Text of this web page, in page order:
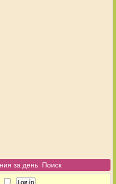
за день Поиск